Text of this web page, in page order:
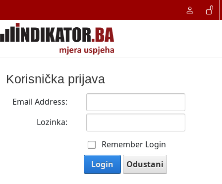
Korisnička prijava
Email Address:
Lozinka:
Remember Login
Login
Odustani